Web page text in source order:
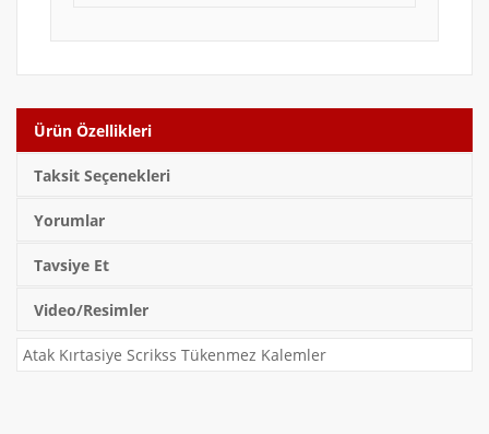
Ürün Özellikleri
Taksit Seçenekleri
Yorumlar
Tavsiye Et
Video/Resimler
Atak Kırtasiye Scrikss Tükenmez Kalemler